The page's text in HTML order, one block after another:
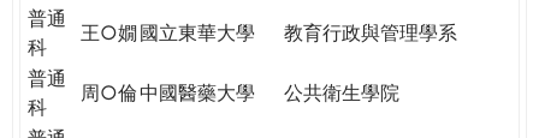
普通
科
王○嫺國立東華大學
教育行政與管理學系
普通
科
周○倫中國醫藥大學
公共衛生學院